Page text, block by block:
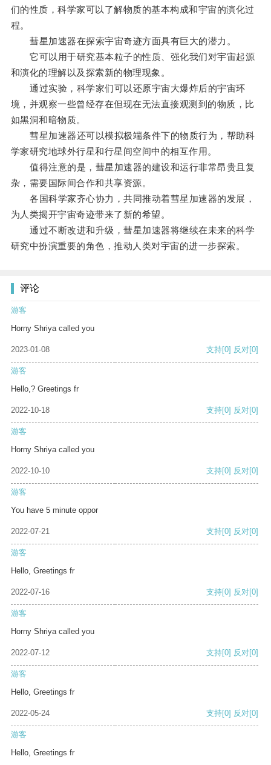
们的性质，科学家可以了解物质的基本构成和宇宙的演化过
程。
彗星加速器在探索宇宙奇迹方面具有巨大的潜力。
它可以用于研究基本粒子的性质、强化我们对宇宙起源
和演化的理解以及探索新的物理现象。
通过实验，科学家们可以还原宇宙大爆炸后的宇宙环
境，并观察一些曾经存在但现在无法直接观测到的物质，比
如黑洞和暗物质。
彗星加速器还可以模拟极端条件下的物质行为，帮助科
学家研究地球外行星和行星间空间中的相互作用。
值得注意的是，彗星加速器的建设和运行非常昂贵且复
杂，需要国际间合作和共享资源。
各国科学家齐心协力，共同推动着彗星加速器的发展，
为人类揭开宇宙奇迹带来了新的希望。
通过不断改进和升级，彗星加速器将继续在未来的科学
研究中扮演重要的角色，推动人类对宇宙的进一步探索。
评论
游客
Horny Shriya called you
2023-01-08 支持[0] 反对[0]
游客
Hello,? Greetings fr
2022-10-18 支持[0] 反对[0]
游客
Horny Shriya called you
2022-10-10 支持[0] 反对[0]
游客
You have 5 minute oppor
2022-07-21 支持[0] 反对[0]
游客
Hello, Greetings fr
2022-07-16 支持[0] 反对[0]
游客
Horny Shriya called you
2022-07-12 支持[0] 反对[0]
游客
Hello, Greetings fr
2022-05-24 支持[0] 反对[0]
游客
Hello, Greetings fr